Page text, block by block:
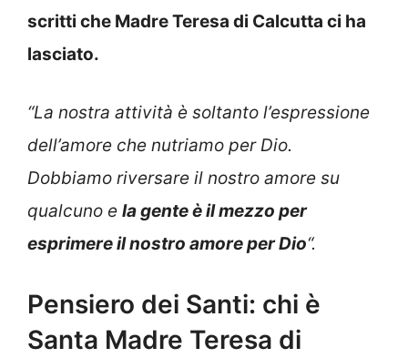
scritti che Madre Teresa di Calcutta ci ha
lasciato.
“La nostra attività è soltanto l’espressione
dell’amore che nutriamo per Dio.
Dobbiamo riversare il nostro amore su
qualcuno e la gente è il mezzo per
esprimere il nostro amore per Dio“.
Pensiero dei Santi: chi è
Santa Madre Teresa di